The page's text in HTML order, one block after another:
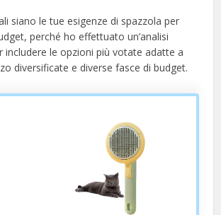
siano le tue esigenze di spazzola per
perché ho effettuato un’analisi
includere le opzioni più votate adatte a
diversificate e diverse fasce di budget.